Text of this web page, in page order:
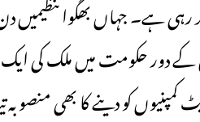
ہے۔ جہاں بھگوا تنظیمیں
کے دور حکومت میں ملک کی
کمپنیوں کو دینے کا بھی منصوبہ